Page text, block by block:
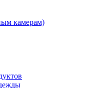
камерам)